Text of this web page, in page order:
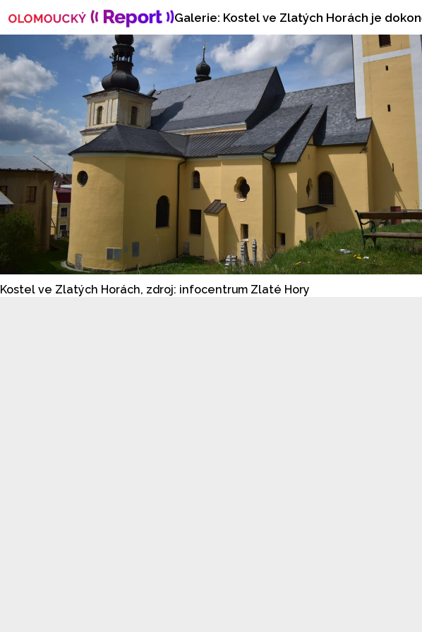
Galerie: Kostel ve Zlatých Horách je
Kostel ve Zlatých Horách, zdroj: infocentrum Zlaté Hory